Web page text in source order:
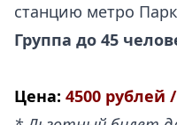
станцию метро
Группа до 45
Цена: 4500 рублей